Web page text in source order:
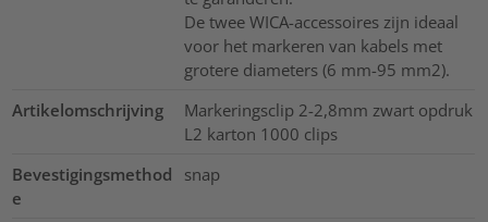
De twee WICA-accessoires zijn ideaal
voor het markeren van kabels met
grotere diameters (6 mm-95 mm2).
Artikelomschrijving
Markeringsclip 2-2,8mm zwart opdruk
L2 karton 1000 clips
Bevestigingsmethod
e
snap